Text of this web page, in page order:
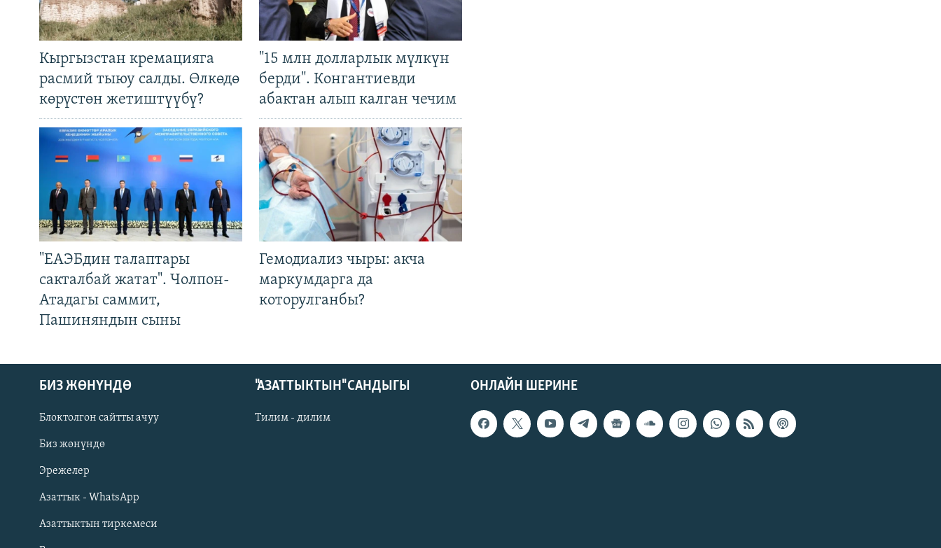
Русский
ОНЛАЙН ШЕРИНЕ
Кыргызстан кремацияга
расмий тыюу салды. Өлкөдө
көрүстөн жетиштүүбү?
"15 млн долларлык мүлкүн
берди". Конгантиевди
абактан алып калган чечим
"ЕАЭБдин талаптары
сакталбай жатат". Чолпон-
Атадагы саммит,
Пашиняндын сыны
Гемодиализ чыры: акча
маркумдарга да
которулганбы?
ОНЛАЙН ШЕРИНЕ
БИЗ ЖӨНҮНДӨ
Блоктолгон сайтты ачуу
Биз жөнүндө
Эрежелер
Азаттык - WhatsApp
Азаттыктын тиркемеси
"АЗАТТЫКТЫН" САНДЫГЫ
Тилим - дилим